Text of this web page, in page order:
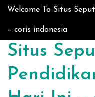
Skip to content
Welcome To Situs
– coris indonesia
Situs